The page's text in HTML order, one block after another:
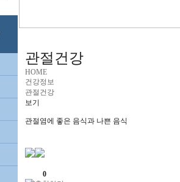
관절건강
HOME
건강정보
관절건강
보기
관절염에 좋은 음식과 나쁜 음식
0